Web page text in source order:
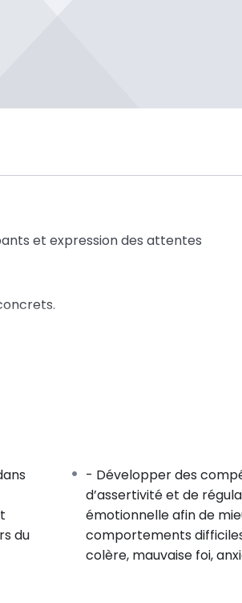
et expression des attentes
on en reste là.
et gestion de ceux-ci :
en pareil cas.
ressenties.
dire en pareil cas.
du
- Développer des
d’assertivité et de
émotionnelle afin de
comportements
colère, mauvaise foi,